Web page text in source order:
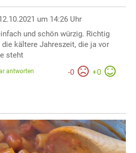
um 14:26 Uhr
und schön würzig. Richtig
die kältere Jahreszeit, die ja vor
steht
-0 +0
antworten